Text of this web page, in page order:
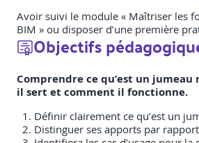
Avoir suivi le module « Maîtriser les
BIM » ou disposer d’une première
Objectifs
Comprendre ce qu’est un
il sert et comment il fonctionne.
Définir clairement ce qu’est un
Distinguer ses apports par